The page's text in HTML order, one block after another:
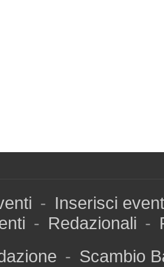
- Inserisci
- Redazionali -
- Scambio